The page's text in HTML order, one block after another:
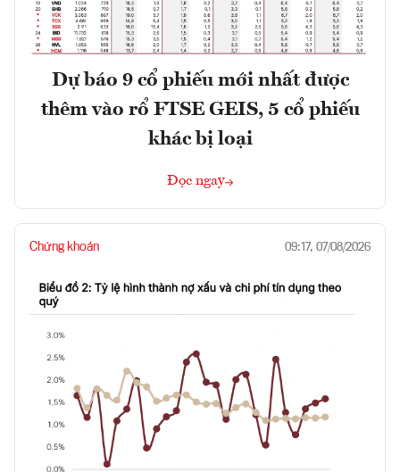
Dự báo 9 cổ phiếu mới nhất được
thêm vào rổ FTSE GEIS, 5 cổ phiếu
khác bị loại
Đọc ngay
Chứng khoán 09:17, 07/08/2026